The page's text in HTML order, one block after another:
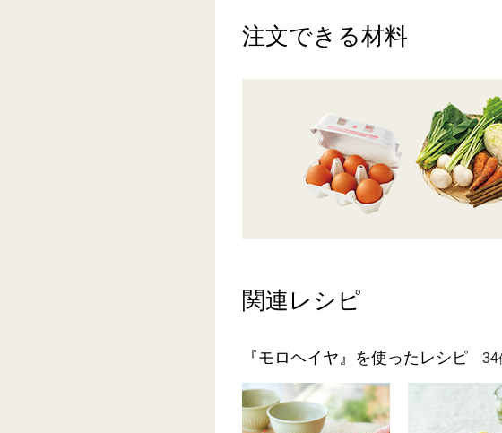
注文できる材料
関連レシピ
『モロヘイヤ』を使ったレシピ 34